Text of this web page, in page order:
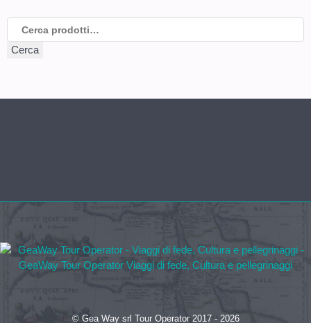
Cerca
© Gea Way srl Tour Operator 2017 - 2026